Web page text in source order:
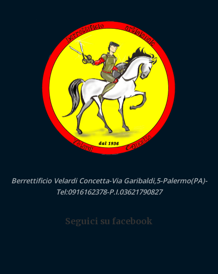
Berrettificio Velardi Concetta-Via Garibaldi,5-Palermo(PA)-
Tel:0916162378-P.I.03621790827
Seguici su facebook